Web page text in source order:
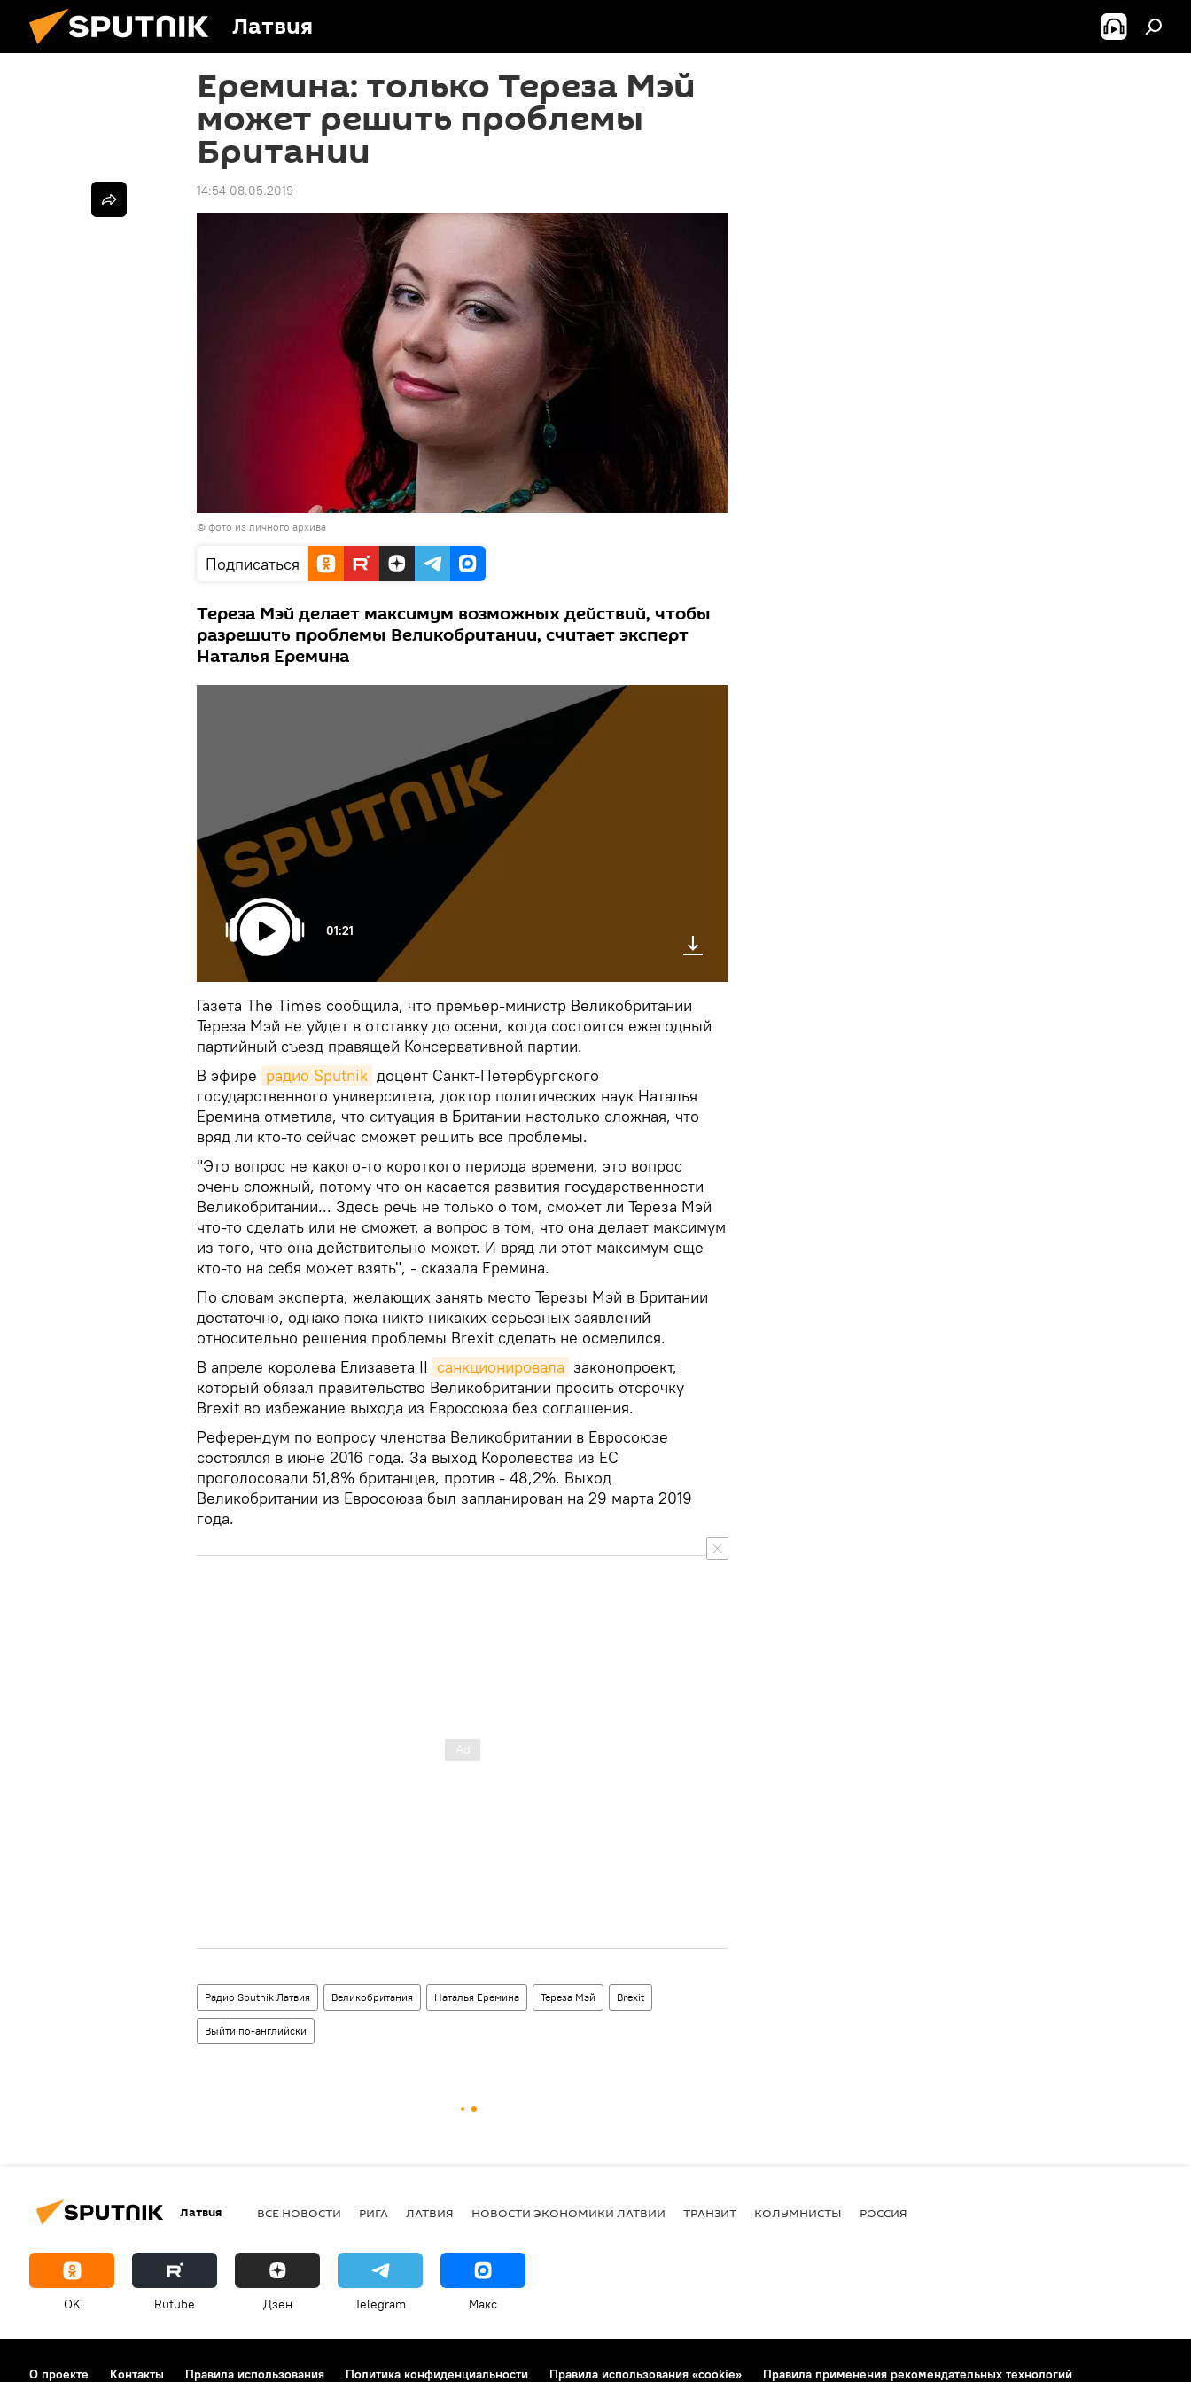
Латвия
Еремина: только Тереза Мэй
может решить проблемы
Британии
14:54 08.05.2019
© фото из личного архива
Подписаться
Тереза Мэй делает максимум возможных действий, чтобы
разрешить проблемы Великобритании, считает эксперт
Наталья Еремина
01:21
Газета The Times сообщила, что премьер-министр Великобритании
Тереза Мэй не уйдет в отставку до осени, когда состоится ежегодный
партийный съезд правящей Консервативной партии.
В эфире радио Sputnik доцент Санкт-Петербургского
государственного университета, доктор политических наук Наталья
Еремина отметила, что ситуация в Британии настолько сложная, что
вряд ли кто-то сейчас сможет решить все проблемы.
"Это вопрос не какого-то короткого периода времени, это вопрос
очень сложный, потому что он касается развития государственности
Великобритании... Здесь речь не только о том, сможет ли Тереза Мэй
что-то сделать или не сможет, а вопрос в том, что она делает максимум
из того, что она действительно может. И вряд ли этот максимум еще
кто-то на себя может взять", - сказала Еремина.
По словам эксперта, желающих занять место Терезы Мэй в Британии
достаточно, однако пока никто никаких серьезных заявлений
относительно решения проблемы Brexit сделать не осмелился.
В апреле королева Елизавета II санкционировала законопроект,
который обязал правительство Великобритании просить отсрочку
Brexit во избежание выхода из Евросоюза без соглашения.
Референдум по вопросу членства Великобритании в Евросоюзе
состоялся в июне 2016 года. За выход Королевства из ЕС
проголосовали 51,8% британцев, против - 48,2%. Выход
Великобритании из Евросоюза был запланирован на 29 марта 2019
года.
Радио Sputnik Латвия Великобритания Наталья Еремина Тереза Мэй Brexit
Выйти по-английски
Латвия ВСЕ НОВОСТИ РИГА ЛАТВИЯ НОВОСТИ ЭКОНОМИКИ ЛАТВИИ ТРАНЗИТ КОЛУМНИСТЫ РОССИЯ
OK Rutube Дзен Telegram Макс
О проекте Контакты Правила использования Политика конфиденциальности Правила использования «cookie» Правила применения рекомендательных технологий